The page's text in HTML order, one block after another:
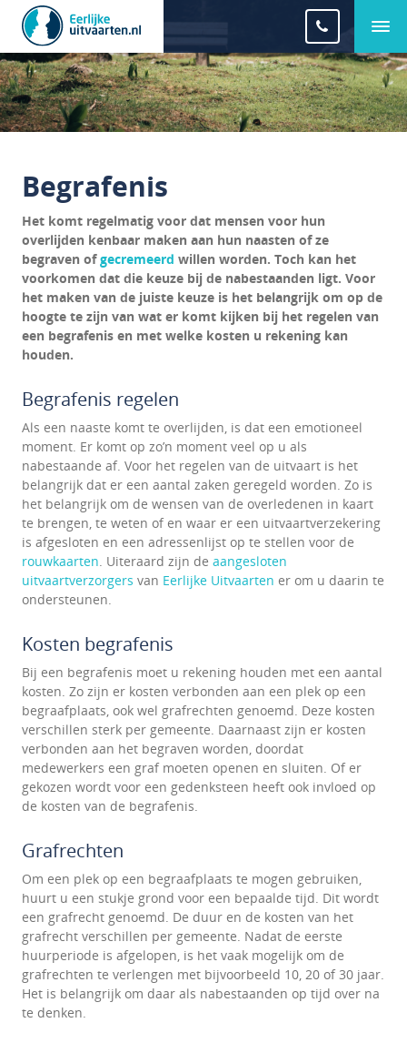
Begrafenis
Het komt regelmatig voor dat mensen voor hun
overlijden kenbaar maken aan hun naasten of ze
begraven ofgecremeerd willen worden. Toch kan het
voorkomen dat die keuze bij de nabestaanden ligt. Voor
het maken van de juiste keuze is het belangrijk om op de
hoogte te zijn van wat er komt kijken bij het regelen van
een begrafenis en met welke kosten u rekening kan
houden.
Begrafenis regelen
Als een naaste komt te overlijden, is dat een emotioneel
moment. Er komt op zo’n moment veel op u als
nabestaande af. Voor het regelen van de uitvaart is het
belangrijk dat er een aantal zaken geregeld worden. Zo is
het belangrijk om de wensen van de overledenen in kaart
te brengen, te weten of en waar er een uitvaartverzekering
is afgesloten en een adressenlijst op te stellen voor de
rouwkaarten . Uiteraard zijn de aangesloten
uitvaartverzorgers van Eerlijke Uitvaarten er om u daarin te
ondersteunen.
Kosten begrafenis
Bij een begrafenis moet u rekening houden met een aantal
kosten. Zo zijn er kosten verbonden aan een plek op een
begraafplaats, ook wel grafrechten genoemd. Deze kosten
verschillen sterk per gemeente. Daarnaast zijn er kosten
verbonden aan het begraven worden, doordat
medewerkers een graf moeten openen en sluiten. Of er
gekozen wordt voor een gedenksteen heeft ook invloed op
de kosten van de begrafenis.
Grafrechten
Om een plek op een begraafplaats te mogen gebruiken,
huurt u een stukje grond voor een bepaalde tijd. Dit wordt
een grafrecht genoemd. De duur en de kosten van het
grafrecht verschillen per gemeente. Nadat de eerste
huurperiode is afgelopen, is het vaak mogelijk om de
grafrechten te verlengen met bijvoorbeeld 10, 20 of 30 jaar.
Het is belangrijk om daar als nabestaanden op tijd over na
te denken.